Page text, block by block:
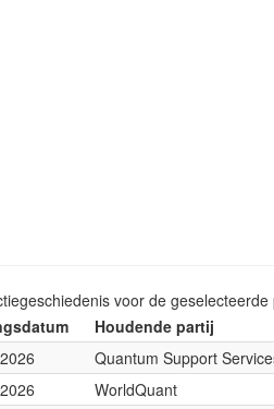
voor de
Houdende partij
Quantum Support
WorldQuant